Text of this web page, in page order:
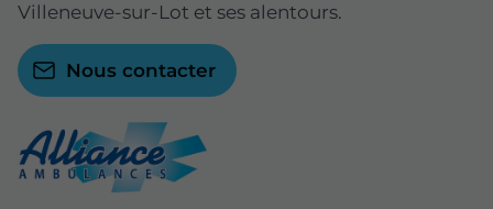
Villeneuve-sur-Lot et ses alentours.
Nous contacter